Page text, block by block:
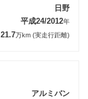
日野
平成24/2012年
21.7万km (実走行距離)
アルミバン